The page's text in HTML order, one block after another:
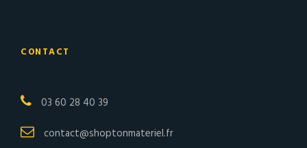
CONTACT
03 60 28 40 39
contact@shoptonmateriel.fr